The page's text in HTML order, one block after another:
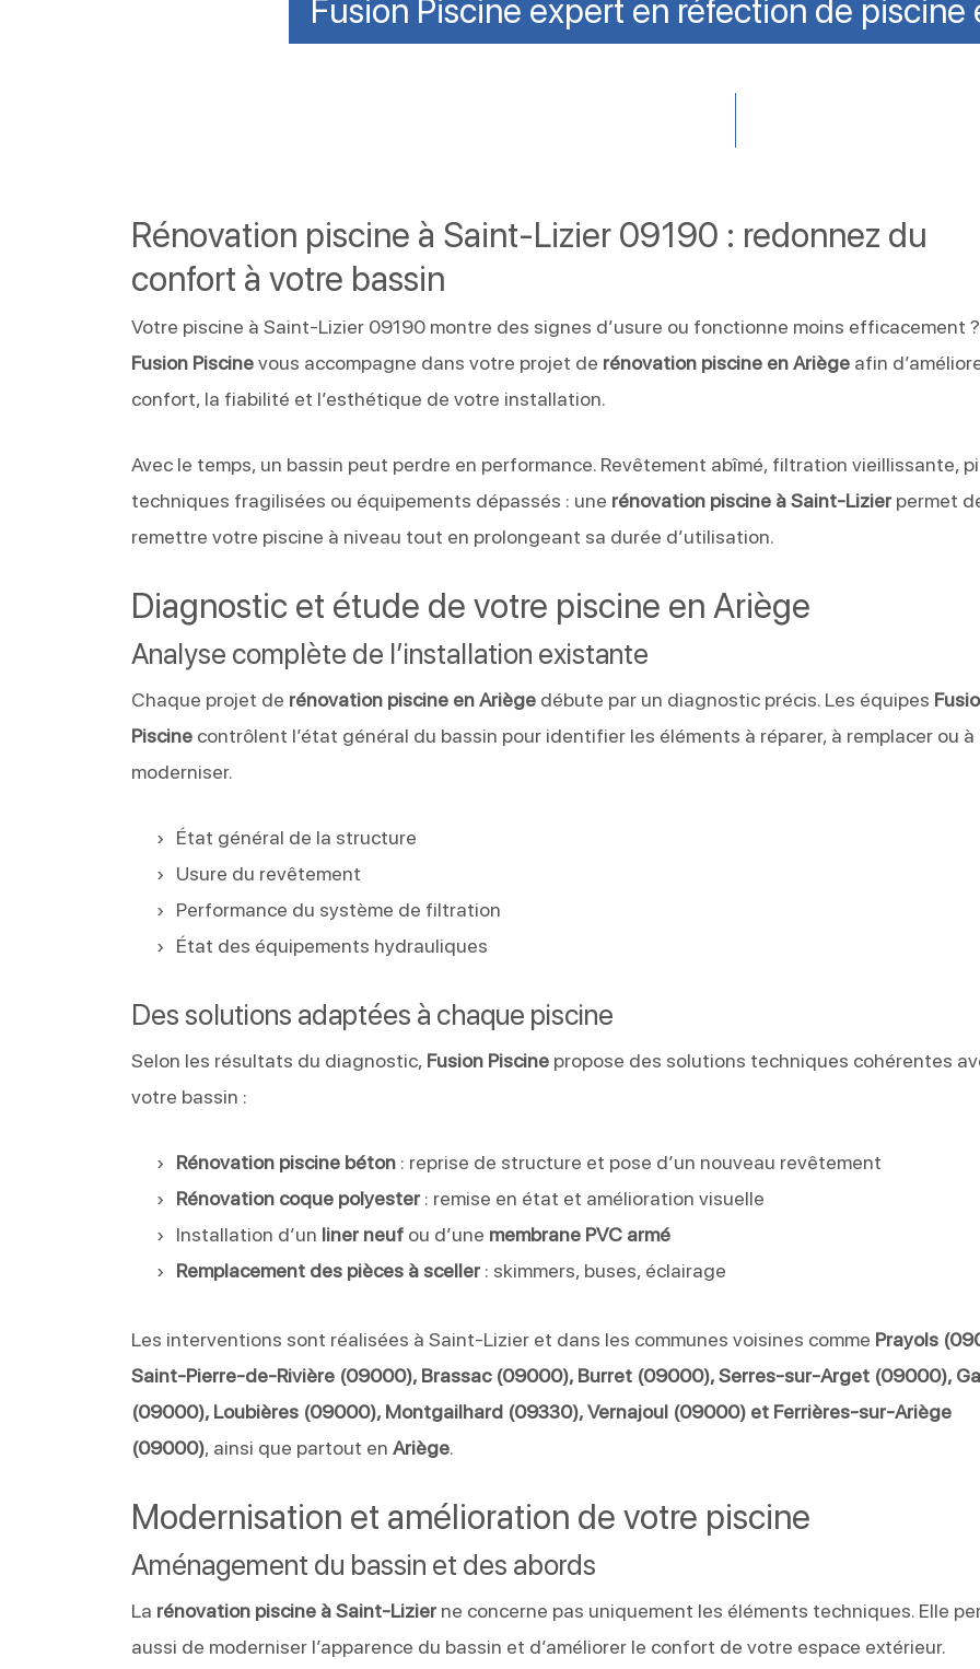
Fusion Piscine expert en réfection de piscine
Rénovation piscine à Saint-Lizier 09190 : redonnez du
confort à votre bassin
Votre piscine à Saint-Lizier 09190 montre des signes d’usure ou fonctionne moins efficacement ?
Fusion Piscinevous accompagne dans votre projet de rénovation piscine en Ariège afin
confort, la fiabilité et l’esthétique de votre installation.
Avec le temps, un bassin peut perdre en performance. Revêtement abîmé, filtration vieillissante,
techniques fragilisées ou équipements dépassés : une rénovation piscine à Saint-Lizier permet
remettre votre piscine à niveau tout en prolongeant sa durée d’utilisation.
Diagnostic et étude de votre piscine en Ariège
Analyse complète de l’installation existante
Chaque projet de rénovation piscine en Ariège débute par un diagnostic précis. Les équipes
Piscine contrôlent l’état général du bassin pour identifier les éléments à réparer, à remplacer ou à
moderniser.
État général de la structure
Usure du revêtement
Performance du système de filtration
État des équipements hydrauliques
Des solutions adaptées à chaque piscine
Selon les résultats du diagnostic, Fusion Piscine propose des solutions techniques cohérentes
votre bassin :
Rénovation piscine béton : reprise de structure et pose d’un nouveau revêtement
Rénovation coque polyester : remise en état et amélioration visuelle
Installation d’un liner neuf ou d’une membrane PVC armé
Remplacement des pièces à sceller : skimmers, buses, éclairage
Les interventions sont réalisées à Saint-Lizier et dans les communes voisines comme Prayols
Saint-Pierre-de-Rivière (09000), Brassac (09000), Burret (09000), Serres-sur-Arget (09000),
(09000), Loubières (09000), Montgailhard (09330), Vernajoul (09000) et Ferrières-sur-Ariège
(09000), ainsi que partout enAriège.
Modernisation et amélioration de votre piscine
Aménagement du bassin et des abords
La rénovation piscine à Saint-Lizier ne concerne pas uniquement les éléments techniques. Elle
aussi de moderniser l’apparence du bassin et d’améliorer le confort de votre espace extérieur.